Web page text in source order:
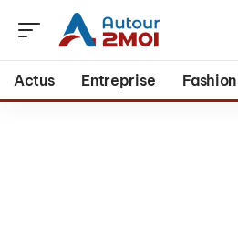
Actus Entreprise Fashion